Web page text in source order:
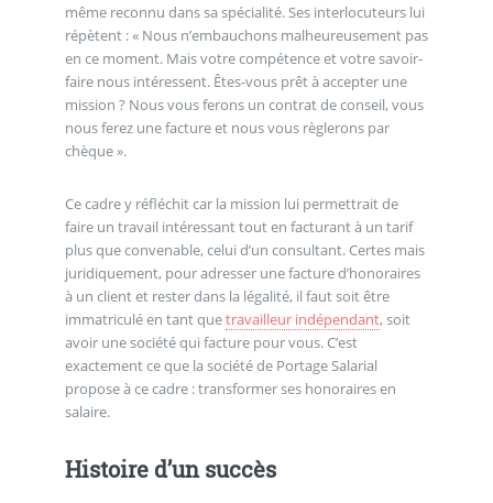
même reconnu dans sa spécialité. Ses interlocuteurs lui
répètent : « Nous n’embauchons malheureusement pas
en ce moment. Mais votre compétence et votre savoir-
faire nous intéressent. Êtes-vous prêt à accepter une
mission ? Nous vous ferons un contrat de conseil, vous
nous ferez une facture et nous vous règlerons par
chèque ».
Ce cadre y réfléchit car la mission lui permettrait de
faire un travail intéressant tout en facturant à un tarif
plus que convenable, celui d’un consultant. Certes mais
juridiquement, pour adresser une facture d’honoraires
à un client et rester dans la légalité, il faut soit être
immatriculé en tant quetravailleur indépendant, soit
avoir une société qui facture pour vous. C’est
exactement ce que la société de Portage Salarial
propose à ce cadre : transformer ses honoraires en
salaire.
Histoire d’un succès